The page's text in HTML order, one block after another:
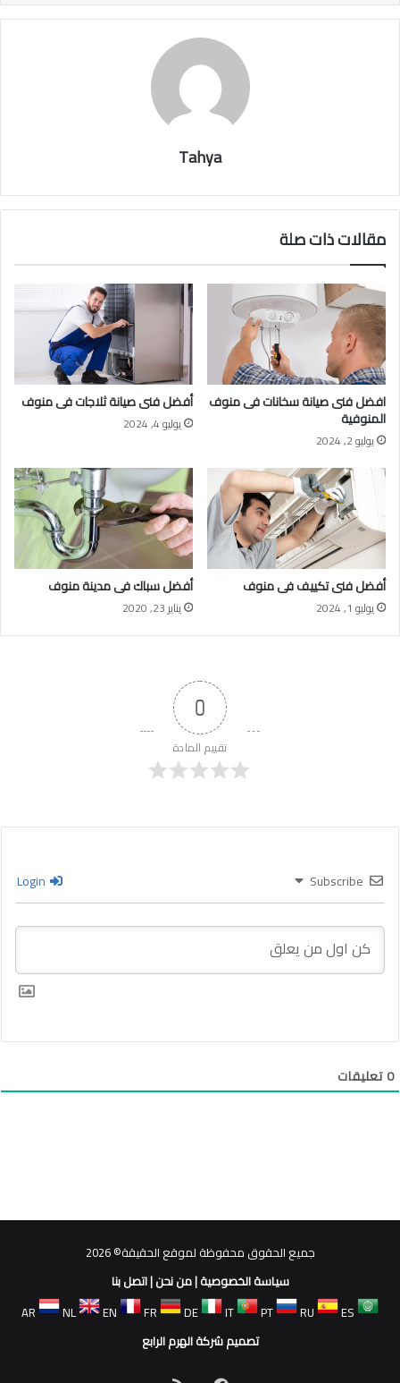
Tahya
مقالات ذات صلة
افضل فنى صيانة سخانات فى منوف
المنوفية
يوليو 2, 2024
أفضل فنى صيانة ثلاجات فى منوف
يوليو 4, 2024
أفضل فنى تكييف فى منوف
يوليو 1, 2024
أفضل سباك فى مدينة منوف
يناير 23, 2020
0
تقييم المادة
Subscribe
0تعليقات
جميع الحقوق محفوظة لموقع الحقيقة© 2026
سياسة الخصوصية|من نحن|اتصل بنا
AR
NL EN FR DE IT PT RU
ES
تصميم شركة الهرم الرابع